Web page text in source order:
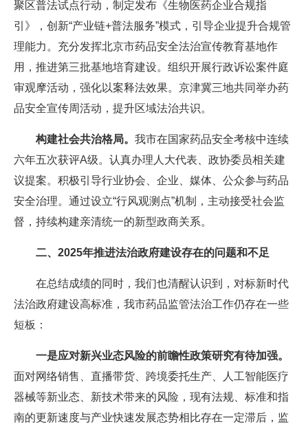
聚区普法试点行动，制定发布《生物医药企业合规指
引》，创新“产业链+普法服务”模式，引导企业提升合规管
理能力。充分发挥北京市药品安全法治宣传教育基地作
用，推进第三批基地培育建设。组织开展行政诉讼案件庭
审观摩活动，强化以案释法效果。京津冀三地共同举办药
品安全宣传周活动，提升区域法治共识。
构建社会共治格局。 我市在国家药品安全考核中连续
六年五次获评A级。认真办理人大代表、政协委员相关建
议提案。积极引导行业协会、企业、媒体、公众参与药品
安全治理。通过设立“行风观测点”机制，主动接受社会监
督，持续构建亲清统一的新型政商关系。
二、2025年推进法治政府建设存在的问题和不足
在总结成绩的同时，我们也清醒认识到，对标新时代
法治政府建设高标准，我市药品监管法治工作仍存在一些
短板：
一是应对新兴业态风险的前瞻性政策研究有待加强。
面对网络销售、直播带货、跨境委托生产、人工智能医疗
器械等新业态、新技术带来的风险，现有法规、标准和指
南的更新速度与产业快速发展态势相比存在一定滞后，监